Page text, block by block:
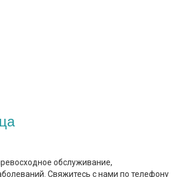
обслуживание,
Свяжитесь с нами по телефону